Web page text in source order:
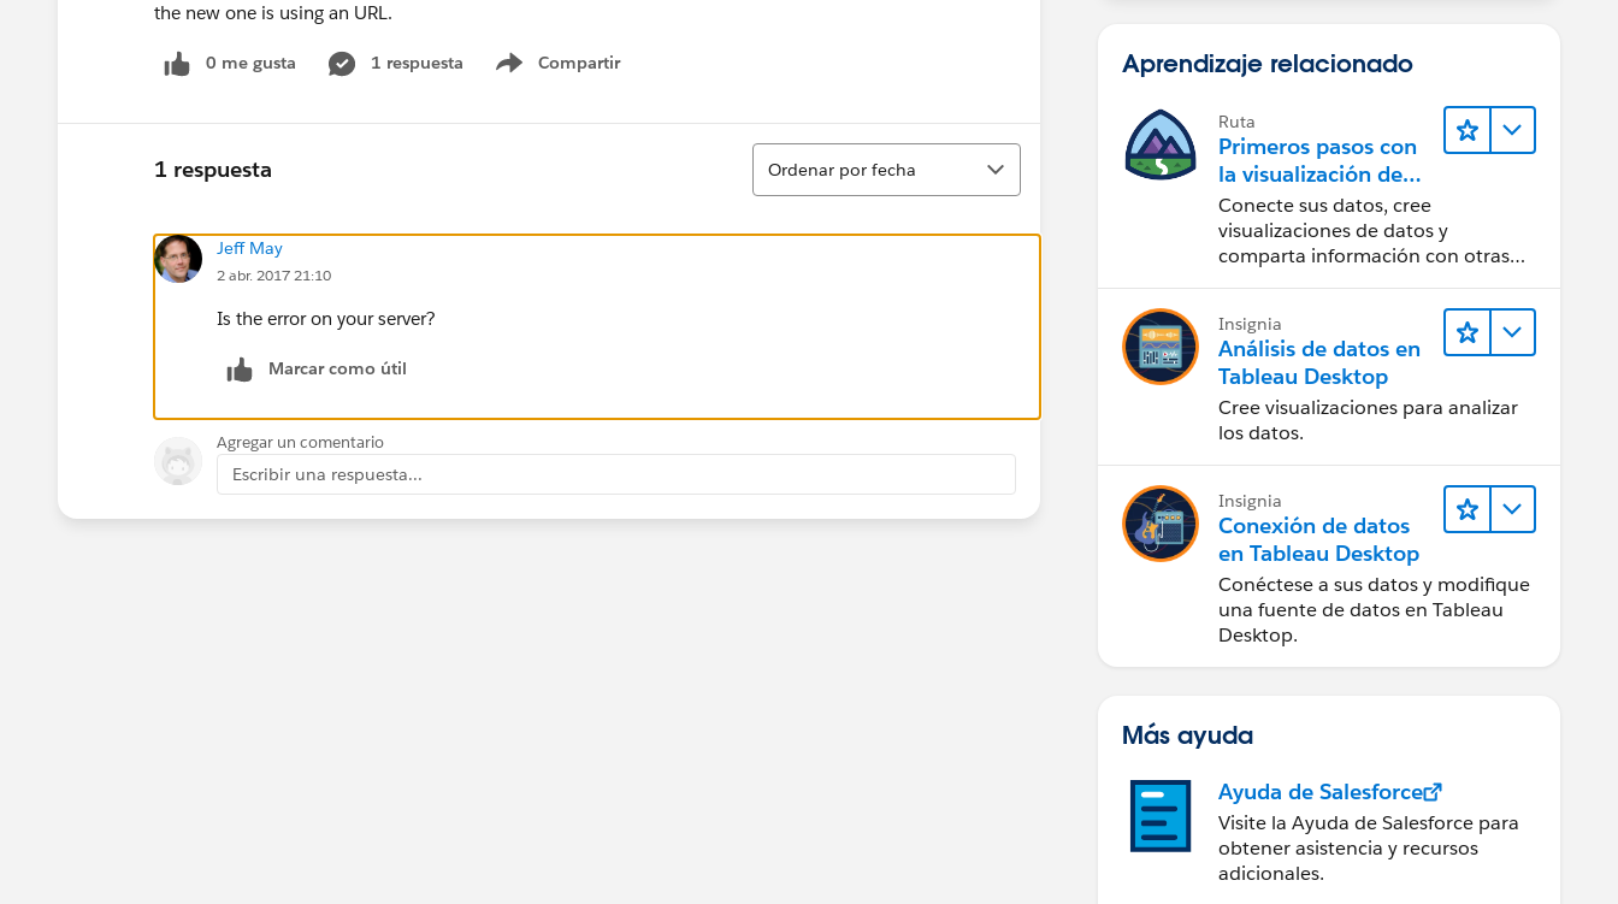
the new one is using an URL.
0 me gusta 1 respuesta Compartir
Show menu
1 respuesta
Ordenar
Ordenar por fecha
Jeff May
2 abr. 2017 21:10
Is the error on your server?
Marcar como útil
Agregar un comentario
Escribir una respuesta...
Aprendizaje relacionado
Ruta
Primeros pasos con
la visualización de
datos en Tableau
Desktop
Conecte sus datos, cree
visualizaciones de datos y
comparta información con otras
Insignia
Análisis de datos en
Tableau Desktop
Cree visualizaciones para analizar
los datos.
Insignia
Conexión de datos
en Tableau Desktop
Conéctese a sus datos y modifique
una fuente de datos en Tableau
Desktop.
Más ayuda
Ayuda de Salesforce
Visite la Ayuda de Salesforce para
obtener asistencia y recursos
adicionales.